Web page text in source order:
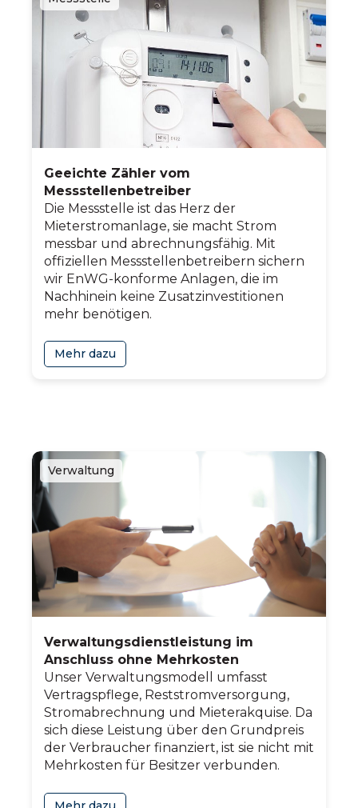
Geeichte Zähler vom
Messstellenbetreiber
Die Messstelle ist das Herz der
Mieterstromanlage, sie macht Strom
messbar und abrechnungsfähig. Mit
offiziellen Messstellenbetreibern sichern
wir EnWG-konforme Anlagen, die im
Nachhinein keine Zusatzinvestitionen
mehr benötigen.
Mehr dazu
Verwaltung
Verwaltungsdienstleistung im
Anschluss ohne Mehrkosten
Unser Verwaltungsmodell umfasst
Vertragspflege, Reststromversorgung,
Stromabrechnung und Mieterakquise. Da
sich diese Leistung über den Grundpreis
der Verbraucher finanziert, ist sie nicht mit
Mehrkosten für Besitzer verbunden.